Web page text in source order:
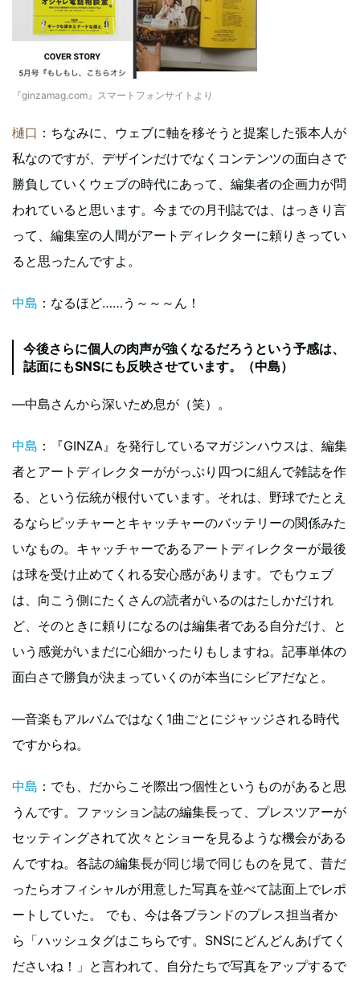
『ginzamag.com』スマートフォンサイトより
樋口 ：ちなみに、ウェブに軸を移そうと提案した張本人が
私なのですが、デザインだけでなくコンテンツの面白さで
勝負していくウェブの時代にあって、編集者の企画力が問
われていると思います。今までの月刊誌では、はっきり言
って、編集室の人間がアートディレクターに頼りきってい
ると思ったんですよ。
中島 ：なるほど……う～～～ん！
今後さらに個人の肉声が強くなるだろうという予感は、
誌面にもSNSにも反映させています。（中島）
―中島さんから深いため息が（笑）。
中島 ：『GINZA』を発行しているマガジンハウスは、編集
者とアートディレクターががっぷり四つに組んで雑誌を作
る、という伝統が根付いています。それは、野球でたとえ
るならピッチャーとキャッチャーのバッテリーの関係みた
いなもの。キャッチャーであるアートディレクターが最後
は球を受け止めてくれる安心感があります。でもウェブ
は、向こう側にたくさんの読者がいるのはたしかだけれ
ど、そのときに頼りになるのは編集者である自分だけ、と
いう感覚がいまだに心細かったりもしますね。記事単体の
面白さで勝負が決まっていくのが本当にシビアだなと。
―音楽もアルバムではなく1曲ごとにジャッジされる時代
ですからね。
中島 ：でも、だからこそ際出つ個性というものがあると思
うんです。ファッション誌の編集長って、プレスツアーが
セッティングされて次々とショーを見るような機会がある
んですね。各誌の編集長が同じ場で同じものを見て、昔だ
ったらオフィシャルが用意した写真を並べて誌面上でレポ
ートしていた。 でも、今は各ブランドのプレス担当者か
ら「ハッシュタグはこちらです。SNSにどんどんあげてく
ださいね！」と言われて、自分たちで写真をアップするで